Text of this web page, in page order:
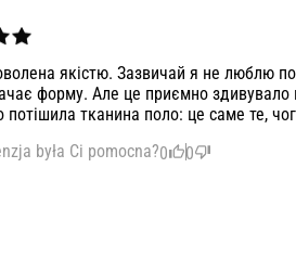
якістю. Зазвичай я не люблю
форму. Але це приємно здивувало
потішила тканина поло: це саме те,
była Ci pomocna?0 0